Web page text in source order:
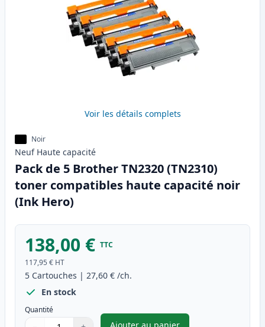
Voir les détails complets
Noir
Neuf Haute capacité
Pack de 5 Brother TN2320 (TN2310)
toner compatibles haute capacité noir
(Ink Hero)
138,00 € TTC
117,95 € HT
5 Cartouches | 27,60 € /ch.
En stock
Quantité